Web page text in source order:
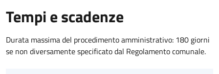
Tempi e scadenze
Durata massima del procedimento amministrativo: 180 giorni
se non diversamente specificato dal Regolamento comunale.